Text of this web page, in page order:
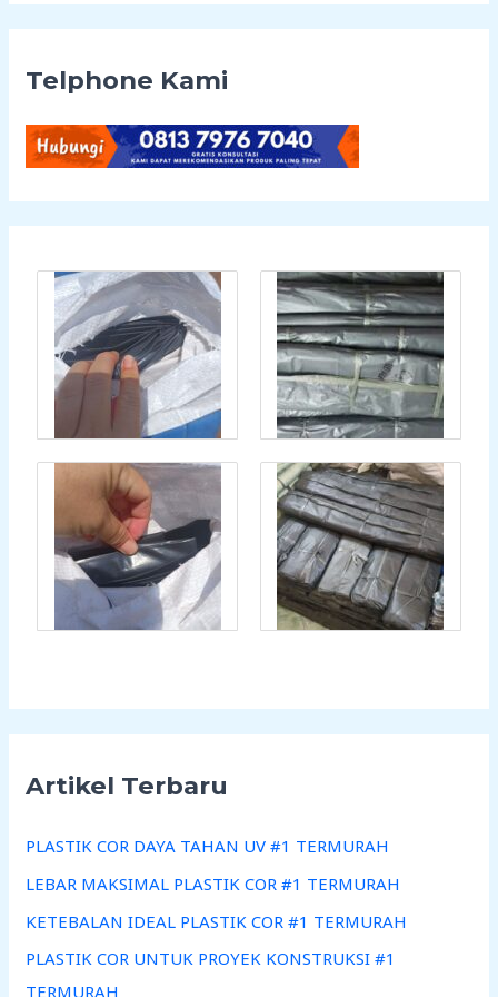
Telphone Kami
Artikel Terbaru
PLASTIK COR DAYA TAHAN UV #1 TERMURAH
LEBAR MAKSIMAL PLASTIK COR #1 TERMURAH
KETEBALAN IDEAL PLASTIK COR #1 TERMURAH
PLASTIK COR UNTUK PROYEK KONSTRUKSI #1
TERMURAH